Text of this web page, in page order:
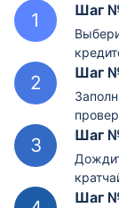
Шаг
Шаг
Шаг
Шаг